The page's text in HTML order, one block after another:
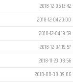
2018-12-05 13:42
2018-12-04 20:00
2018-12-04 19:59
2018-12-04 19:57
2018-11-23 08:56
2018-08-30 09:06